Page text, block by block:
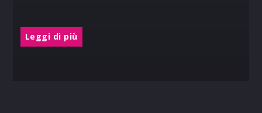
Leggi di più